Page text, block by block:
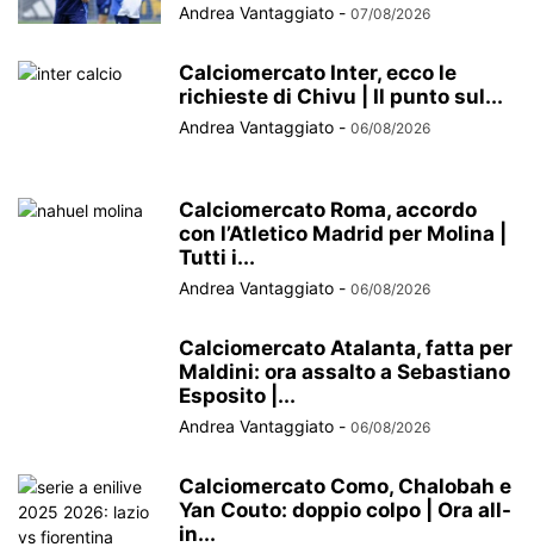
Andrea Vantaggiato - 07/08/2026
Calciomercato Inter, ecco le
richieste di Chivu | Il punto sul...
Andrea Vantaggiato - 06/08/2026
Calciomercato Roma, accordo
con l’Atletico Madrid per Molina |
Tutti i...
Andrea Vantaggiato - 06/08/2026
Calciomercato Atalanta, fatta per
Maldini: ora assalto a Sebastiano
Esposito |...
Andrea Vantaggiato - 06/08/2026
Calciomercato Como, Chalobah e
Yan Couto: doppio colpo | Ora all-
in...